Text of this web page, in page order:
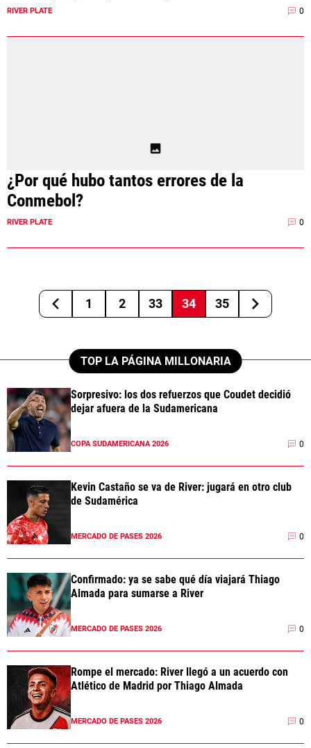
RIVER PLATE 0
¿Por qué hubo tantos errores de la
Conmebol?
RIVER PLATE 0
1 2 33 34 35
TOP LA PÁGINA MILLONARIA
Sorpresivo: los dos refuerzos que Coudet decidió
dejar afuera de la Sudamericana
COPA SUDAMERICANA 2026 0
Kevin Castaño se va de River: jugará en otro club
de Sudamérica
MERCADO DE PASES 2026 0
Confirmado: ya se sabe qué día viajará Thiago
Almada para sumarse a River
MERCADO DE PASES 2026 0
Rompe el mercado: River llegó a un acuerdo con
Atlético de Madrid por Thiago Almada
MERCADO DE PASES 2026 0